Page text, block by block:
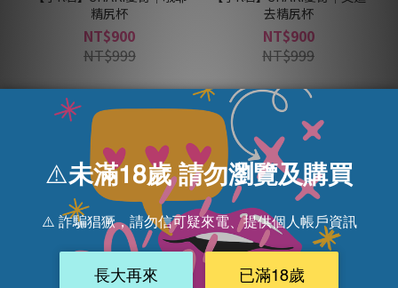
精尻杯
NT$900
NT$999
去精尻杯
NT$900
NT$999
品牌列表 Brand List
yyHORSE｜歪歪馬
SHAKI｜夏奇
OROK
howwon｜好玩